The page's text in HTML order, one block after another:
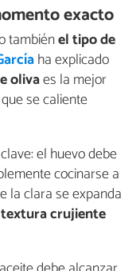
exacto
tambiénel tipo de
ha explicado
olivaes la mejor
se caliente
el huevo debe
cocinarse a
la clara se expanda
crujiente